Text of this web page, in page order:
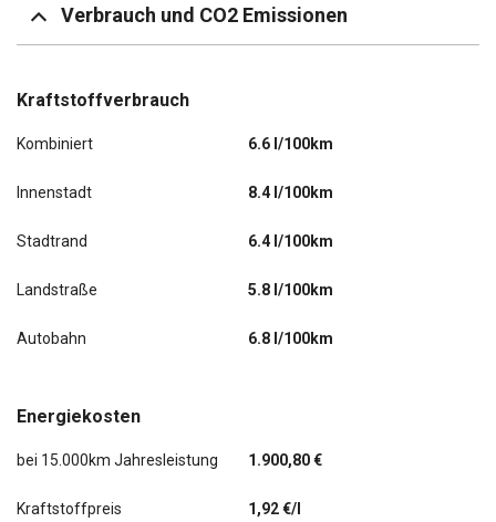
Verbrauch und CO2 Emissionen
Kraftstoffverbrauch
Kombiniert 6.6 l/100km
Innenstadt 8.4 l/100km
Stadtrand 6.4 l/100km
Landstraße 5.8 l/100km
Autobahn 6.8 l/100km
Energiekosten
bei 15.000km Jahresleistung 1.900,80 €
Kraftstoffpreis
1,92 €/l